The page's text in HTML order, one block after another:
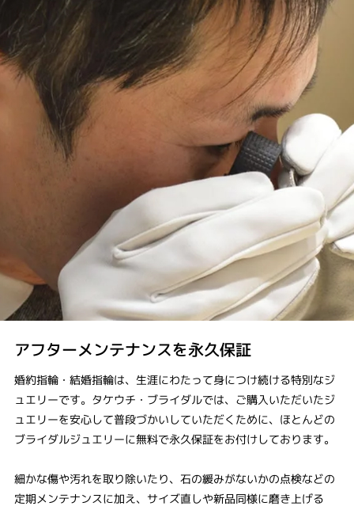
アフターメンテナンスを永久保証
婚約指輪・結婚指輪は、生涯にわたって身につけ続ける特別なジ
ュエリーです。タケウチ・ブライダルでは、ご購入いただいたジ
ュエリーを安心して普段づかいしていただくために、ほとんどの
ブライダルジュエリーに無料で永久保証をお付けしております。
細かな傷や汚れを取り除いたり、石の緩みがないかの点検などの
定期メンテナンスに加え、サイズ直しや新品同様に磨き上げる